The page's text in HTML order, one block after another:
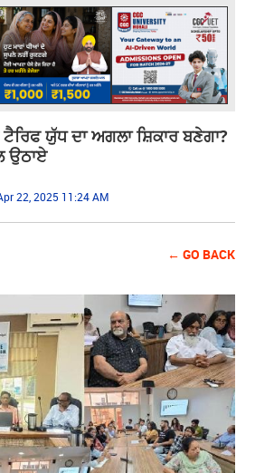
ਯੁੱਧ ਦਾ ਅਗਲਾ ਸ਼ਿਕਾਰ ਬਣੇਗਾ?
ਉਠਾਏ
22, 2025 11:24 AM
← GO BACK